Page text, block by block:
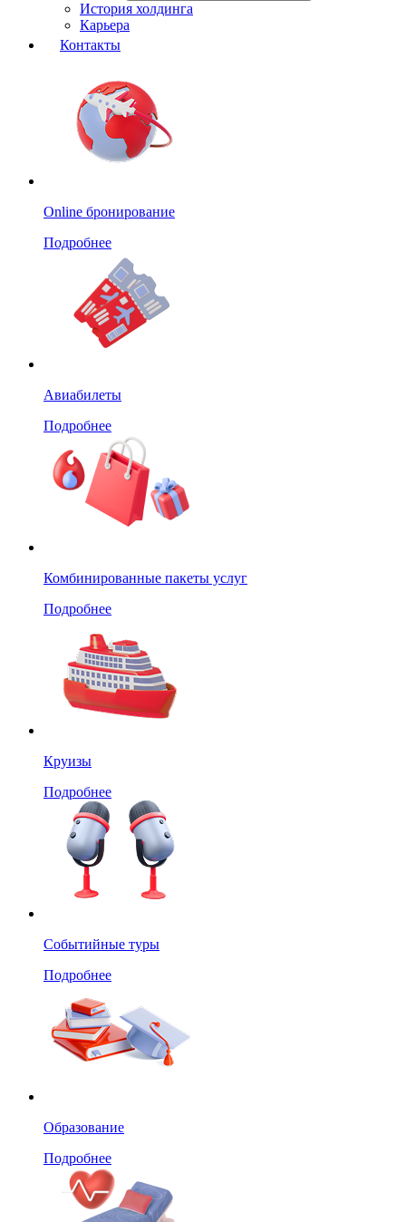
История холдинга
Карьера
Контакты
Online бронирование
Подробнее
Авиабилеты
Подробнее
Комбинированные пакеты услуг
Подробнее
Круизы
Подробнее
Событийные туры
Подробнее
Образование
Подробнее